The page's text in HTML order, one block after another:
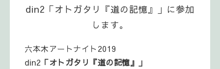
din2「オトガタリ『道の記憶』」に参加
します。
六本木アートナイト2019
din2 「オトガタリ『道の記憶』」